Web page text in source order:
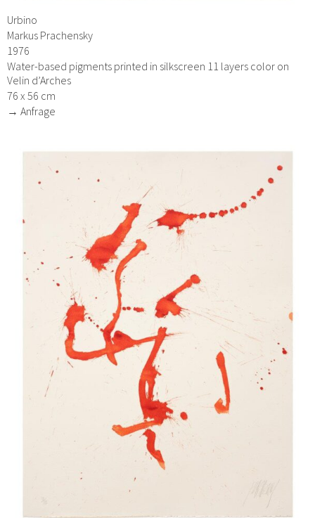
Urbino
Markus Prachensky
1976
Water-based pigments printed in silkscreen 11 layers color on
Velin d’Arches
76 x 56 cm
→ Anfrage